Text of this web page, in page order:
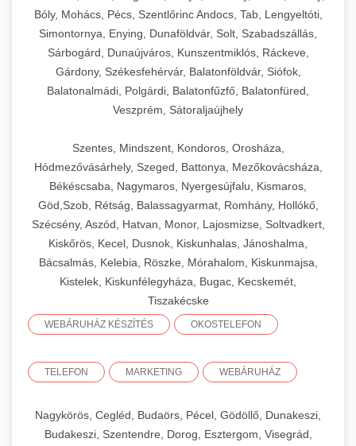
Bóly, Mohács, Pécs, Szentlőrinc Andocs, Tab, Lengyeltóti,
Simontornya, Enying, Dunaföldvár, Solt, Szabadszállás,
Sárbogárd, Dunaújváros, Kunszentmiklós, Ráckeve,
Gárdony, Székesfehérvár, Balatonföldvár, Siófok,
Balatonalmádi, Polgárdi, Balatonfűzfő, Balatonfüred,
Veszprém, Sátoraljaújhely
Szentes, Mindszent, Kondoros, Orosháza,
Hódmezővásárhely, Szeged, Battonya, Mezőkovácsháza,
Békéscsaba, Nagymaros, Nyergesújfalu, Kismaros,
Göd,Szob, Rétság, Balassagyarmat, Romhány, Hollókő,
Szécsény, Aszód, Hatvan, Monor, Lajosmizse, Soltvadkert,
Kiskőrös, Kecel, Dusnok, Kiskunhalas, Jánoshalma,
Bácsalmás, Kelebia, Röszke, Mórahalom, Kiskunmajsa,
Kistelek, Kiskunfélegyháza, Bugac, Kecskemét,
Tiszakécske
WEBÁRUHÁZ KÉSZÍTÉS OKOSTELEFON
TELEFON MARKETING WEBÁRUHÁZ
Nagykörös, Cegléd, Budaörs, Pécel, Gödöllő, Dunakeszi,
Budakeszi, Szentendre, Dorog, Esztergom, Visegrád,